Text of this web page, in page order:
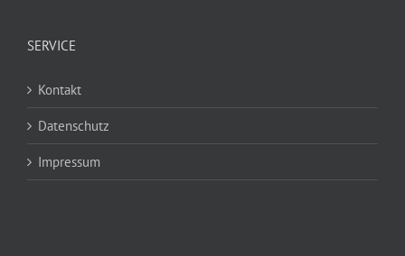
SERVICE
Kontakt
Datenschutz
Impressum